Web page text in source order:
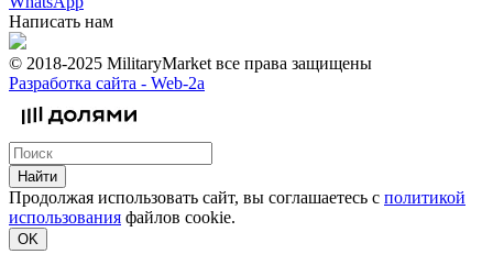
Написать нам
© 2018-2025 MilitaryMarket все права защищены
Разработка сайта - Web-2a
Найти
Продолжая использовать сайт, вы соглашаетесь с политикой
использования файлов cookie.
OK